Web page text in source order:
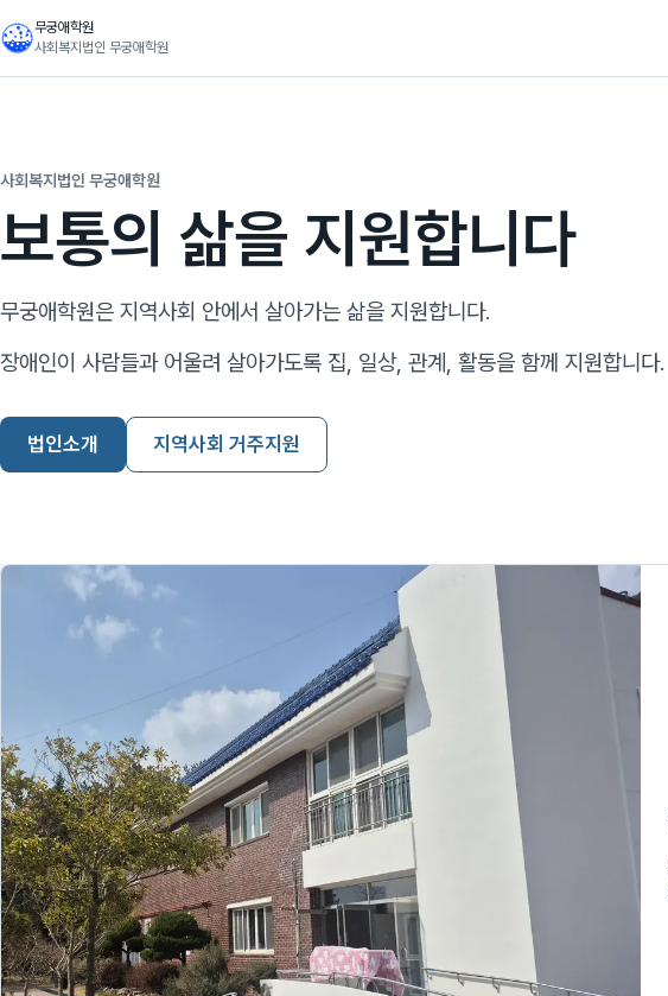
무궁애학원
사회복지법인 무궁애학원
사회복지법인 무궁애학원
보통의 삶을 지원합니다
무궁애학원은 지역사회 안에서 살아가는 삶을 지원합니다.
장애인이 사람들과 어울려 살아가도록 집, 일상, 관계, 활동을 함께 지원합니다.
법인소개 지역사회 거주지원